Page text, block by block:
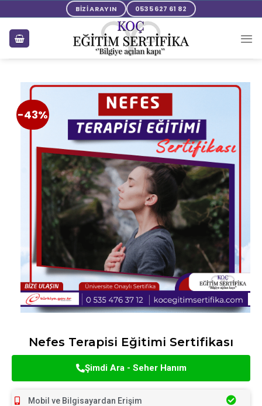
BİZİ ARAYIN 0535 627 61 82
-43%
Nefes Terapisi Eğitimi Sertifikası
Şimdi Ara - Seher Hanım
Mobil ve Bilgisayardan Erişim